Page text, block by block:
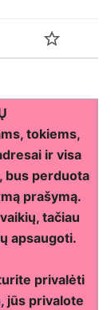
Stebėti
tokiems,
ir visa
bus perduota
prašymą.
tačiau
apsaugoti.
privalėti
, jūs privalote